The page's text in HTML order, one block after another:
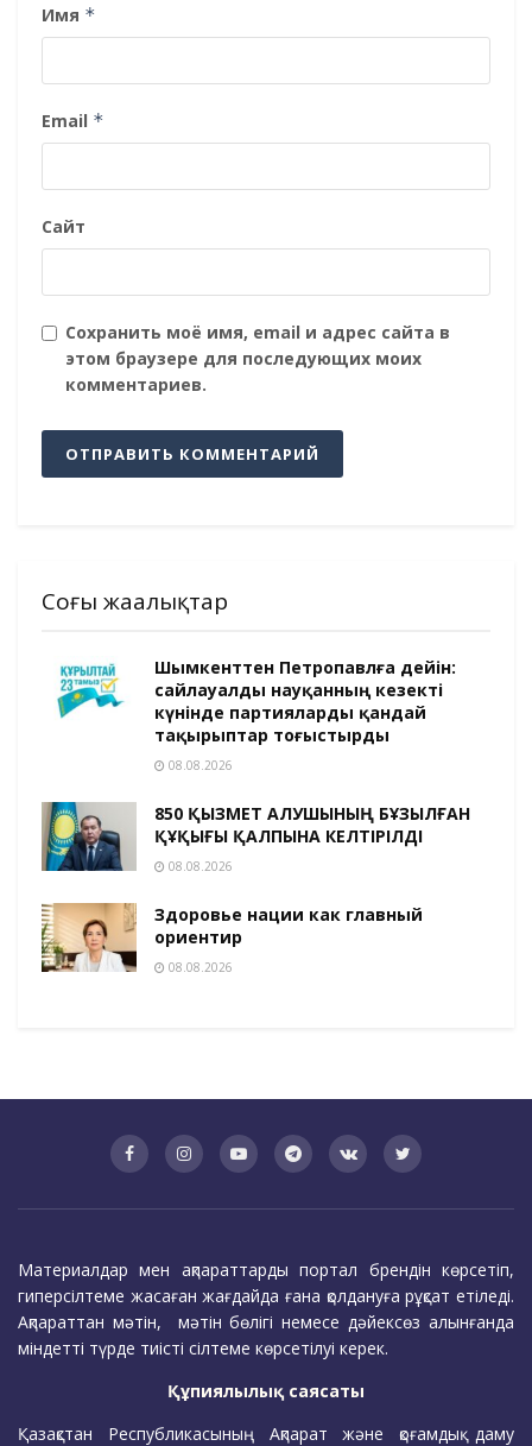
Имя *
Email *
Сайт
Сохранить моё имя, email и адрес сайта в
этом браузере для последующих моих
комментариев.
Соңғы жаңалықтар
Шымкенттен Петропавлға дейін:
сайлауалды науқанның кезекті
күнінде партияларды қандай
тақырыптар тоғыстырды
08.08.2026
850 ҚЫЗМЕТ АЛУШЫНЫҢ БҰЗЫЛҒАН
ҚҰҚЫҒЫ ҚАЛПЫНА КЕЛТІРІЛДІ
08.08.2026
Здоровье нации как главный
ориентир
08.08.2026
Материалдар мен ақпараттарды портал брендін көрсетіп,
гиперсілтеме жасаған жағдайда ғана қолдануға рұқсат етіледі.
Ақпараттан мәтін, мәтін бөлігі немесе дәйексөз алынғанда
міндетті түрде тиісті сілтеме көрсетілуі керек.
Құпиялылық саясаты
Қазақстан Республикасының Ақпарат және қоғамдық даму